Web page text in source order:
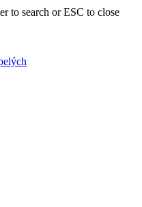
to search or ESC to close